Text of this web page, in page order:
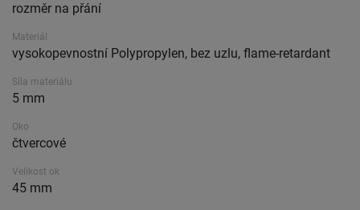
rozměr na přání
Materiál
vysokopevnostní Polypropylen, bez uzlu, flame-retardant
Síla materiálu
5 mm
Oko
čtvercové
Velikost ok
45 mm